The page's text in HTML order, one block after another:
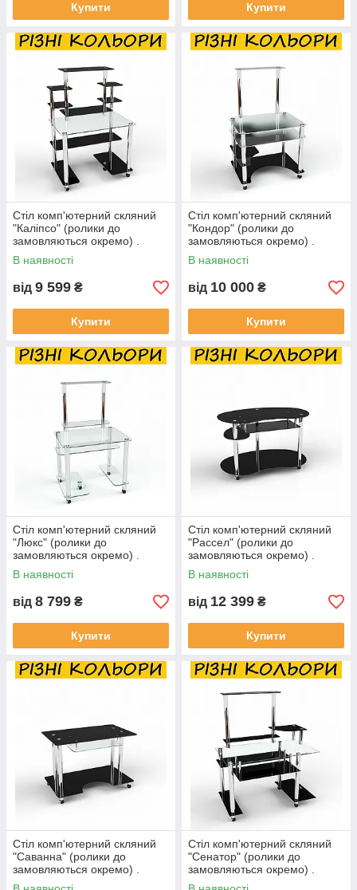
Купити Купити
Стіл комп'ютерний скляний
"Каліпсо" (ролики до
замовляються окремо) .
Колір та розмір можна
змінювати.
В наявності
від 9 599 ₴
Купити
Стіл комп'ютерний скляний
"Кондор" (ролики до
замовляються окремо) .
Колір та розмір можна
змінювати.
В наявності
від 10 000 ₴
Купити
Стіл комп'ютерний скляний
"Люкс" (ролики до
замовляються окремо) .
Колір та розмір можна
змінювати.
В наявності
від 8 799 ₴
Купити
Стіл комп'ютерний скляний
"Рассел" (ролики до
замовляються окремо) .
Колір та розмір можна
змінювати.
В наявності
від 12 399 ₴
Купити
Стіл комп'ютерний скляний
"Саванна" (ролики до
замовляються окремо) .
Колір та розмір можна
Стіл комп'ютерний скляний
"Сенатор" (ролики до
замовляються окремо) .
Колір та розмір можна